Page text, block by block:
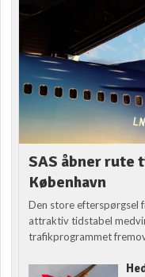
SAS åbner rute
København
Den store efterspørgsel
attraktiv tidstabel
trafikprogrammet